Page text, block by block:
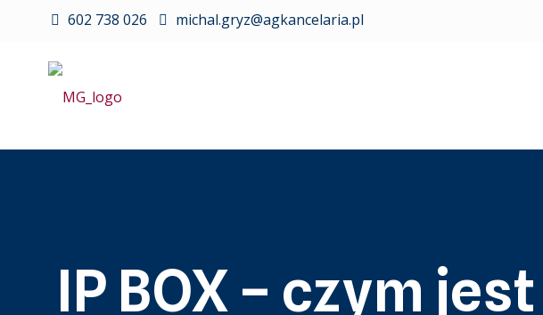
602 738 026 michal.gryz@agkancelaria.pl
IP BOX – czym